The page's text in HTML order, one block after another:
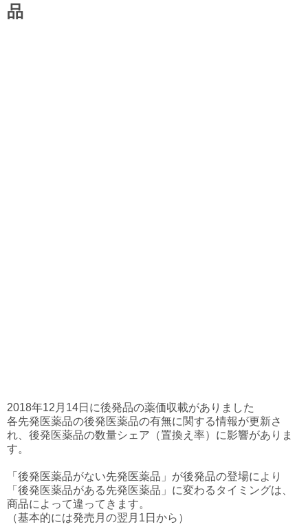
品
2018年12月14日に後発品の薬価収載がありました
各先発医薬品の後発医薬品の有無に関する情報が更新さ
れ、後発医薬品の数量シェア（置換え率）に影響がありま
す。
「後発医薬品がない先発医薬品」が後発品の登場により
「後発医薬品がある先発医薬品」に変わるタイミングは、
商品によって違ってきます。
（基本的には発売月の翌月1日から）